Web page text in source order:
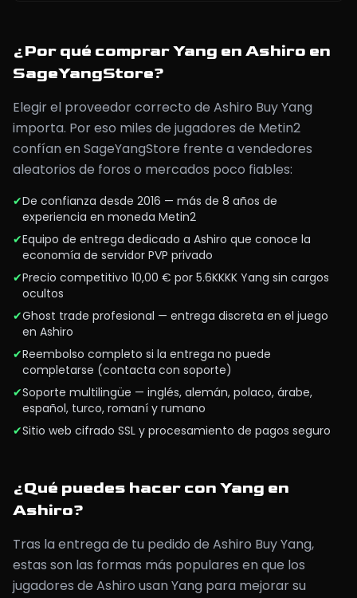
¿Por qué comprar Yang en Ashiro en
SageYangStore?
Elegir el proveedor correcto de Ashiro Buy Yang
importa. Por eso miles de jugadores de Metin2
confían en SageYangStore frente a vendedores
aleatorios de foros o mercados poco fiables:
✔De confianza desde 2016 — más de 8 años de
experiencia en moneda Metin2
✔Equipo de entrega dedicado a Ashiro que conoce la
economía de servidor PVP privado
✔Precio competitivo 10,00 € por 5.6KKKK Yang sin cargos
ocultos
✔Ghost trade profesional — entrega discreta en el juego
en Ashiro
✔Reembolso completo si la entrega no puede
completarse (contacta con soporte)
✔Soporte multilingüe — inglés, alemán, polaco, árabe,
español, turco, romaní y rumano
✔Sitio web cifrado SSL y procesamiento de pagos seguro
¿Qué puedes hacer con Yang en
Ashiro?
Tras la entrega de tu pedido de Ashiro Buy Yang,
estas son las formas más populares en que los
jugadores de Ashiro usan Yang para mejorar su